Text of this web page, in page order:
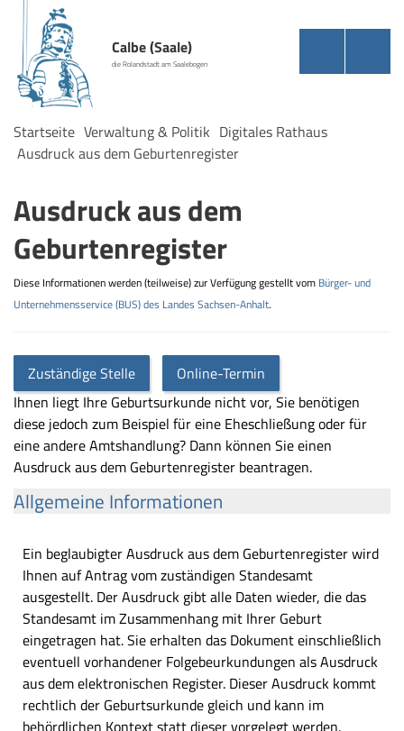
Calbe (Saale)
die Rolandstadt am Saalebogen
Startseite Verwaltung & Politik Digitales Rathaus
Ausdruck aus dem Geburtenregister
Ausdruck aus dem
Geburtenregister
Diese Informationen werden (teilweise) zur Verfügung gestellt vom Bürger- und
Unternehmensservice (BUS) des Landes Sachsen-Anhalt.
Zuständige Stelle
Online-Termin
Ihnen liegt Ihre Geburtsurkunde nicht vor, Sie benötigen
diese jedoch zum Beispiel für eine Eheschließung oder für
eine andere Amtshandlung? Dann können Sie einen
Ausdruck aus dem Geburtenregister beantragen.
Allgemeine Informationen
Ein beglaubigter Ausdruck aus dem Geburtenregister wird
Ihnen auf Antrag vom zuständigen Standesamt
ausgestellt. Der Ausdruck gibt alle Daten wieder, die das
Standesamt im Zusammenhang mit Ihrer Geburt
eingetragen hat. Sie erhalten das Dokument einschließlich
eventuell vorhandener Folgebeurkundungen als Ausdruck
aus dem elektronischen Register. Dieser Ausdruck kommt
rechtlich der Geburtsurkunde gleich und kann im
behördlichen Kontext statt dieser vorgelegt werden.